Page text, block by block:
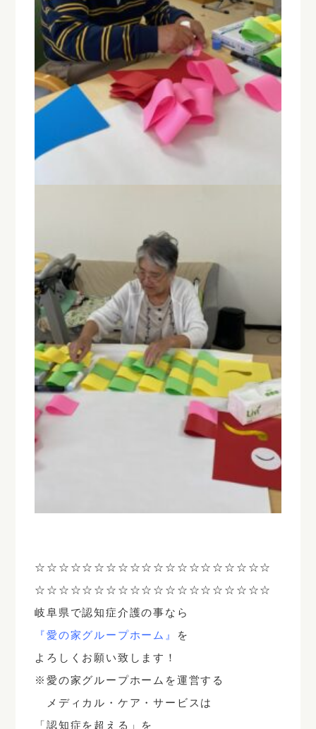
☆☆☆☆☆☆☆☆☆☆☆☆☆☆☆☆☆☆☆☆
☆☆☆☆☆☆☆☆☆☆☆☆☆☆☆☆☆☆☆☆
岐阜県で認知症介護の事なら
『愛の家グループホーム』
を
よろしくお願い致します！
※愛の家グループホームを運営する
メディカル・ケア・サービスは
「認知症を超える」を